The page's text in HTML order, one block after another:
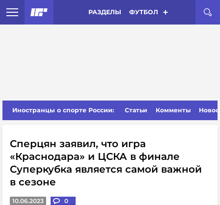
РАЗДЕЛЫ ФУТБОЛ
Иностранцы о спорте России: Статьи Комменты
Сперцян заявил, что игра
«Краснодара» и ЦСКА в финале
Суперкубка является самой важной
в сезоне
10.06.2023 0